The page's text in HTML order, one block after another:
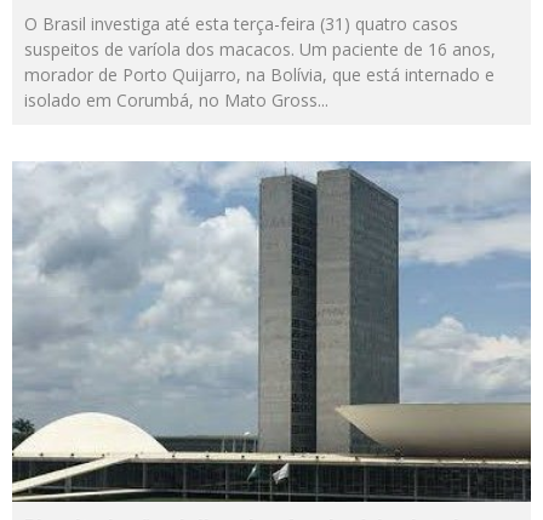
O Brasil investiga até esta terça-feira (31) quatro casos
suspeitos de varíola dos macacos. Um paciente de 16 anos,
morador de Porto Quijarro, na Bolívia, que está internado e
isolado em Corumbá, no Mato Gross...